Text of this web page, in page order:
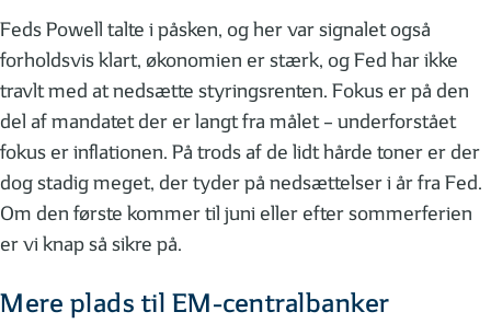
Feds Powell talte i påsken, og her var signalet også
forholdsvis klart, økonomien er stærk, og Fed har ikke
travlt med at nedsætte styringsrenten. Fokus er på den
del af mandatet der er langt fra målet – underforstået
fokus er inflationen. På trods af de lidt hårde toner er der
dog stadig meget, der tyder på nedsættelser i år fra Fed.
Om den første kommer til juni eller efter sommerferien
er vi knap så sikre på.
Mere plads til EM-centralbanker